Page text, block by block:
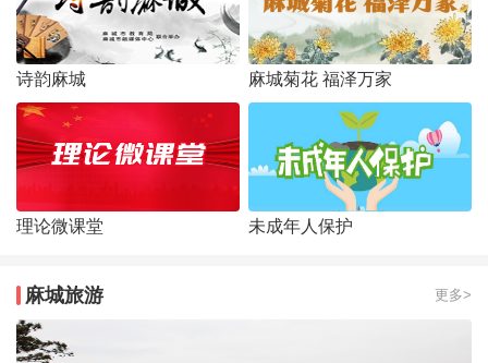
诗韵麻城 麻城菊花 福泽万家
理论微课堂 未成年人保护
麻城旅游 更多>